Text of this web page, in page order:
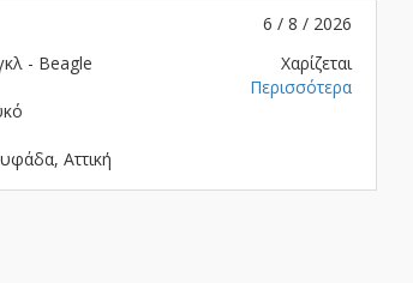
6 / 8 / 2026
- Beagle
Αττική
Χαρίζεται
Περισσότερα